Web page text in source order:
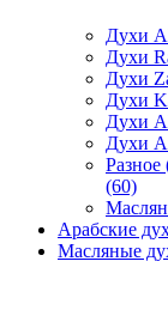
Духи
Духи
Духи
Духи
Духи
Духи
(60)
Арабские
Масляные